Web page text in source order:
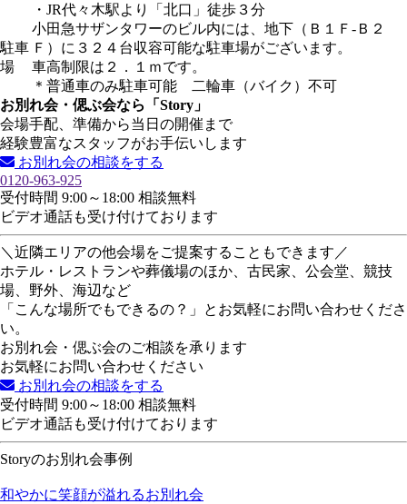
・JR代々木駅より「北口」徒歩３分
駐車
場
小田急サザンタワーのビル内には、地下（Ｂ１Ｆ-Ｂ２
Ｆ）に３２４台収容可能な駐車場がございます。
車高制限は２．１ｍです。
＊普通車のみ駐車可能 二輪車（バイク）不可
お別れ会・偲ぶ会なら「Story」
会場手配、準備から当日の開催まで
経験豊富なスタッフがお手伝いします
お別れ会の相談をする
0120-963-925
受付時間 9:00～18:00 相談無料
ビデオ通話も受け付けております
＼近隣エリアの他会場をご提案することもできます／
ホテル・レストランや葬儀場のほか、古民家、公会堂、競技
場、野外、海辺など
「こんな場所でもできるの？」とお気軽にお問い合わせくださ
い。
お別れ会・偲ぶ会のご相談を承ります
お気軽にお問い合わせください
お別れ会の相談をする
受付時間 9:00～18:00 相談無料
ビデオ通話も受け付けております
Storyのお別れ会事例
和やかに笑顔が溢れるお別れ会